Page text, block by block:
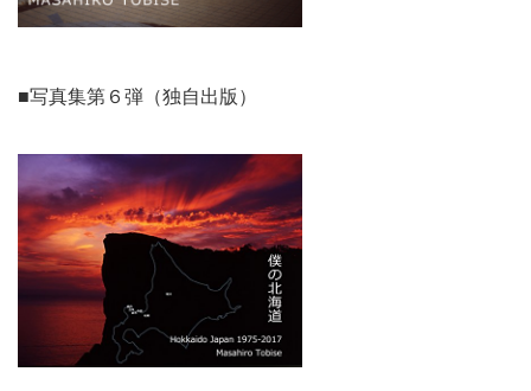
■写真集第６弾（独自出版）